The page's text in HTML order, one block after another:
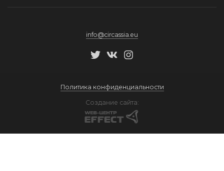
info@circassia.eu
Политика конфиденциальности
Создание сайта: